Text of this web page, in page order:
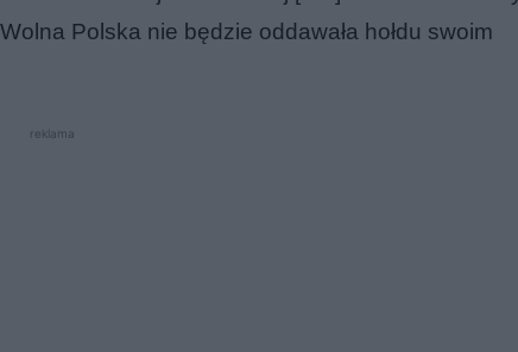
Polska nie będzie oddawała hołdu swoim
reklama